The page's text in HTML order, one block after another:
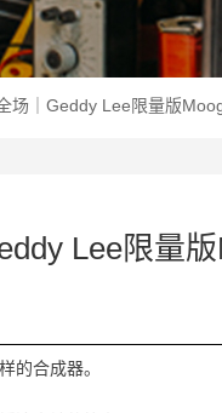
场｜Geddy Lee限量版
Lee限量版
的合成器。